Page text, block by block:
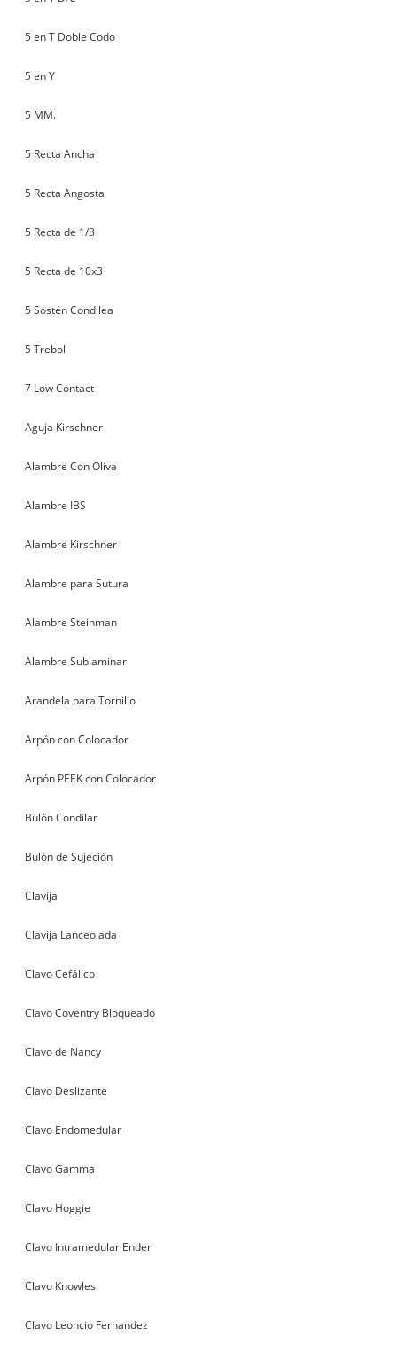
5 en T Doble Codo
5 en Y
5 MM.
5 Recta Ancha
5 Recta Angosta
5 Recta de 1/3
5 Recta de 10x3
5 Sostén Condilea
5 Trebol
7 Low Contact
Aguja Kirschner
Alambre Con Oliva
Alambre IBS
Alambre Kirschner
Alambre para Sutura
Alambre Steinman
Alambre Sublaminar
Arandela para Tornillo
Arpón con Colocador
Arpón PEEK con Colocador
Bulón Condilar
Bulón de Sujeción
Clavija
Clavija Lanceolada
Clavo Cefálico
Clavo Coventry Bloqueado
Clavo de Nancy
Clavo Deslizante
Clavo Endomedular
Clavo Gamma
Clavo Hoggie
Clavo Intramedular Ender
Clavo Knowles
Clavo Leoncio Fernandez